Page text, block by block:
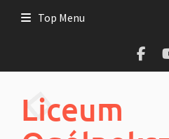
Top Menu
Liceum